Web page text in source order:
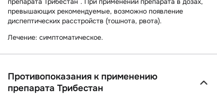
превышающих рекомендуемые, возможно появление
диспептических расстройств (тошнота, рвота).
Лечение: симптоматическое.
Противопоказания к применению
препарата Трибестан